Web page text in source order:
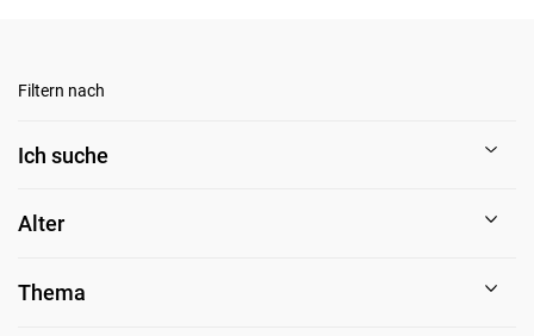
Filtern nach
Ich suche
Alter
Thema